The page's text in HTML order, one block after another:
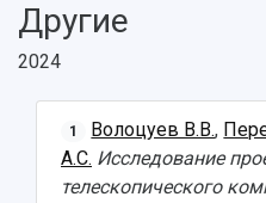
Другие
2024
1 Волоцуев В.В.,
А.С. Исследование
телескопического